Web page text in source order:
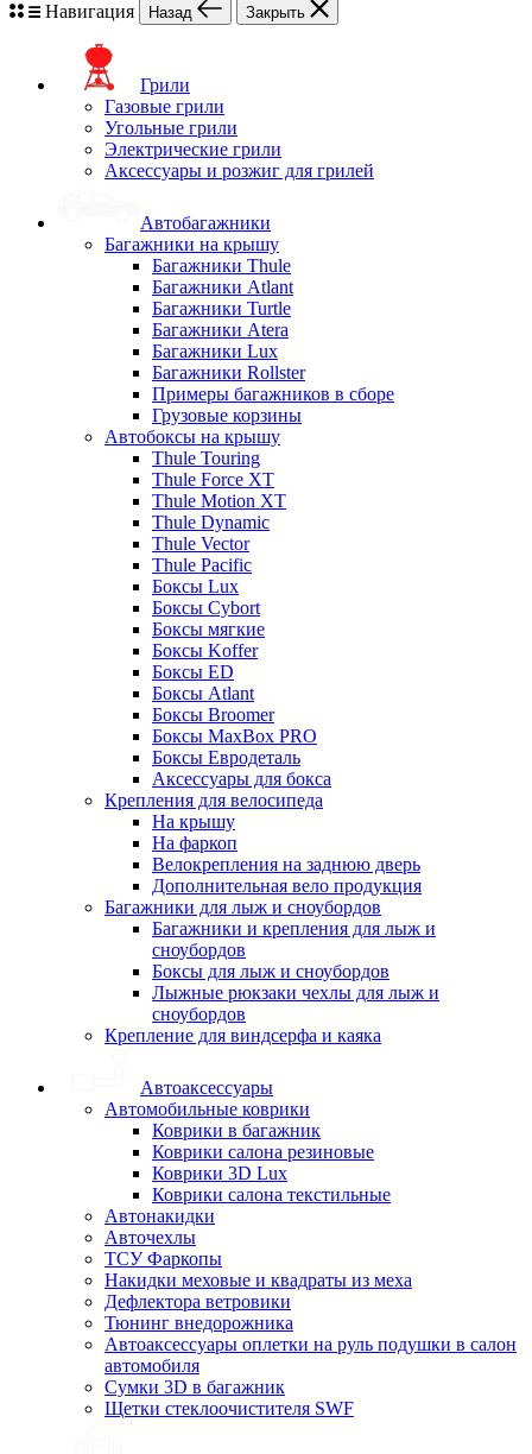
Навигация Назад Закрыть
Грили
Газовые грили
Угольные грили
Электрические грили
Аксессуары и розжиг для грилей
Автобагажники
Багажники на крышу
Багажники Thule
Багажники Atlant
Багажники Turtle
Багажники Atera
Багажники Lux
Багажники Rollster
Примеры багажников в сборе
Грузовые корзины
Автобоксы на крышу
Thule Touring
Thule Force XT
Thule Motion XT
Thule Dynamic
Thule Vector
Thule Pacific
Боксы Lux
Боксы Cybort
Боксы мягкие
Боксы Koffer
Боксы ED
Боксы Atlant
Боксы Broomer
Боксы MaxBox PRO
Боксы Евродеталь
Аксессуары для бокса
Крепления для велосипеда
На крышу
На фаркоп
Велокрепления на заднюю дверь
Дополнительная вело продукция
Багажники для лыж и сноубордов
Багажники и крепления для лыж и
сноубордов
Боксы для лыж и сноубордов
Лыжные рюкзаки чехлы для лыж и
сноубордов
Крепление для виндсерфа и каяка
Автоаксессуары
Автомобильные коврики
Коврики в багажник
Коврики салона резиновые
Коврики 3D Lux
Коврики салона текстильные
Автонакидки
Авточехлы
ТСУ Фаркопы
Накидки меховые и квадраты из меха
Дефлектора ветровики
Тюнинг внедорожника
Автоаксессуары оплетки на руль подушки в салон
автомобиля
Сумки 3D в багажник
Щетки стеклоочистителя SWF